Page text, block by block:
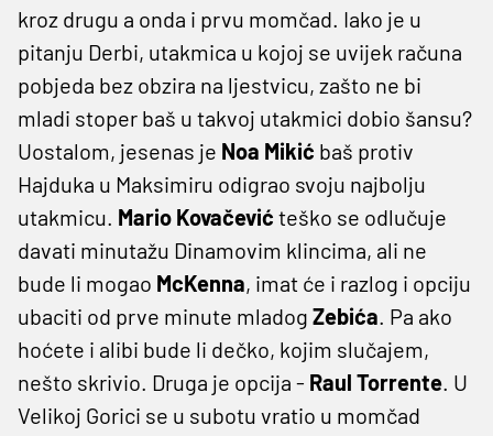
kroz drugu a onda i prvu momčad. Iako je u
pitanju Derbi, utakmica u kojoj se uvijek računa
pobjeda bez obzira na ljestvicu, zašto ne bi
mladi stoper baš u takvoj utakmici dobio šansu?
Uostalom, jesenas je Noa Mikić baš protiv
Hajduka u Maksimiru odigrao svoju najbolju
utakmicu. Mario Kovačević teško se odlučuje
davati minutažu Dinamovim klincima, ali ne
bude li mogao McKenna, imat će i razlog i opciju
ubaciti od prve minute mladog Zebića. Pa ako
hoćete i alibi bude li dečko, kojim slučajem,
nešto skrivio. Druga je opcija - Raul Torrente. U
Velikoj Gorici se u subotu vratio u momčad